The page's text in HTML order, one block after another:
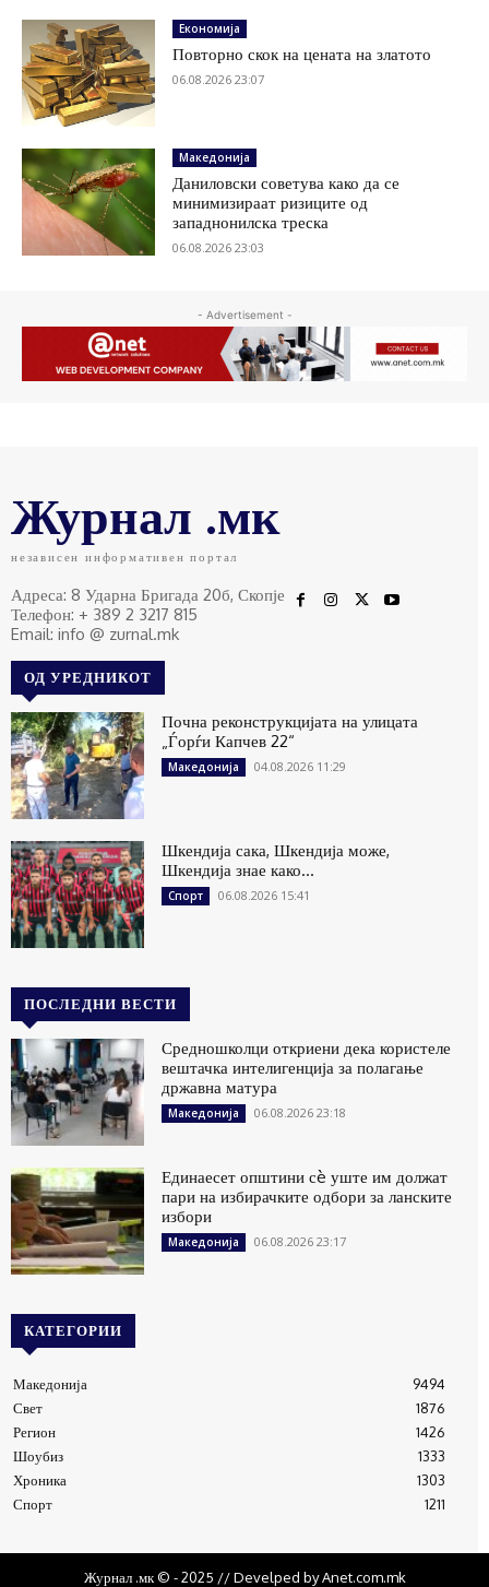
Економија
Повторно скок на цената на златото
06.08.2026 23:07
Македонија
Даниловски советува како да се
минимизираат ризиците од
западнонилска треска
06.08.2026 23:03
- Advertisement -
Журнал .мк
независен информативен портал
Адреса: 8 Ударна Бригада 20б, Скопје
Телефон: + 389 2 3217 815
Email: info @ zurnal.mk
ОД УРЕДНИКОТ
Почна реконструкцијата на улицата
„Ѓорѓи Капчев 22“
Македонија 04.08.2026 11:29
Шкендија сака, Шкендија може,
Шкендија знае како…
Спорт 06.08.2026 15:41
ПОСЛЕДНИ ВЕСТИ
Средношколци откриени дека користеле
вештачка интелигенција за полагање
државна матура
Македонија 06.08.2026 23:18
Единаесет општини сè уште им должат
пари на избирачките одбори за ланските
избори
Македонија 06.08.2026 23:17
КАТЕГОРИИ
Македонија
9494
Свет
1876
Регион
1426
Шоубиз
1333
Хроника
1303
Спорт
1211
Журнал .мк © - 2025 // Develped by Anet.com.mk